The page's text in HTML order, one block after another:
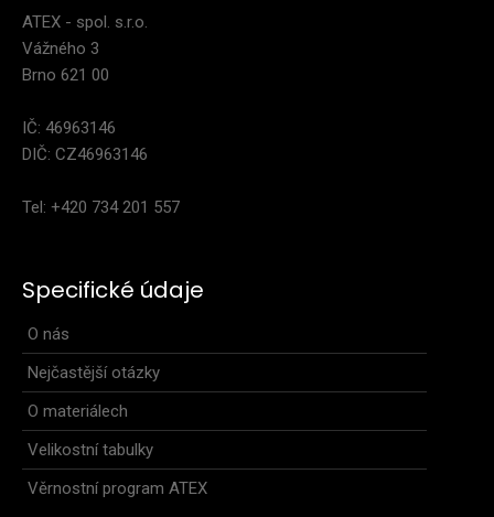
ATEX - spol. s.r.o.
Vážného 3
Brno 621 00
IČ: 46963146
DIČ: CZ46963146
Tel: +420 734 201 557
Specifické údaje
O nás
Nejčastější otázky
O materiálech
Velikostní tabulky
Věrnostní program ATEX